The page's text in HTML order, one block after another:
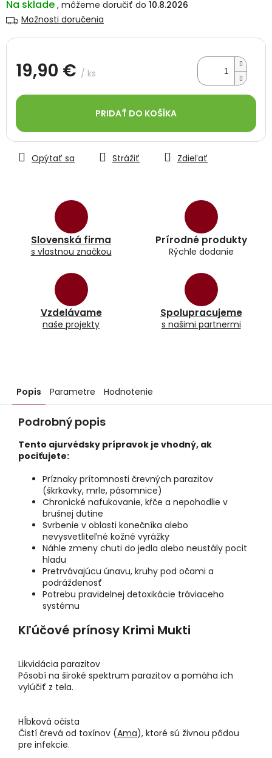
Na sklade
10.8.2026
Možnosti doručenia
19,90 € / ks
cena:
PRIDAŤ DO KOŠÍKA
Slovenská firma
s vlastnou značkou
Prírodné produkty
Rýchle dodanie
Vzdelávame
naše projekty
Spolupracujeme
s našimi partnermi
Opýtať sa Strážiť Zdieľať
Popis Parametre Hodnotenie
Podrobný popis
Tento ajurvédsky prípravok je vhodný, ak
pociťujete:
Príznaky prítomnosti črevných parazitov
(škrkavky, mrle, pásomnice)
Chronické nafukovanie, kŕče a nepohodlie v
brušnej dutine
Svrbenie v oblasti konečníka alebo
nevysvetliteľné kožné vyrážky
Náhle zmeny chuti do jedla alebo neustály pocit
hladu
Pretrvávajúcu únavu, kruhy pod očami a
podráždenosť
Potrebu pravidelnej detoxikácie tráviaceho
systému
Kľúčové prínosy Krimi Mukti
Likvidácia parazitov
Pôsobí na široké spektrum parazitov a pomáha ich
vylúčiť z tela.
Hĺbková očista
Čistí črevá od toxínov (Ama), ktoré sú živnou pôdou
pre infekcie.